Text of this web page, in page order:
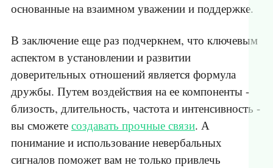
основанные на взаимном уважении и поддержке.
В заключение еще раз подчеркнем, что ключевым
аспектом в установлении и развитии
доверительных отношений является формула
дружбы. Путем воздействия на ее компоненты -
близость, длительность, частота и интенсивность -
вы сможете создавать прочные связи. А
понимание и использование невербальных
сигналов поможет вам не только привлечь